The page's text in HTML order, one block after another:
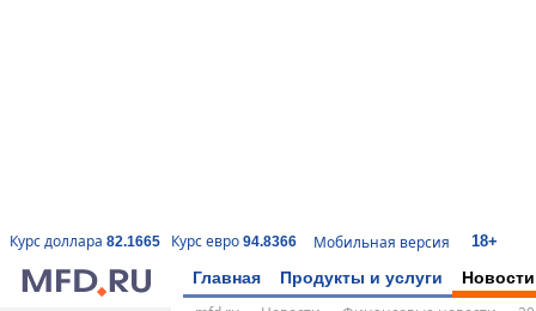
Курс доллара 82.1665 Курс евро 94.8366 Мобильная версия 18+
Главная Продукты и услуги Новости